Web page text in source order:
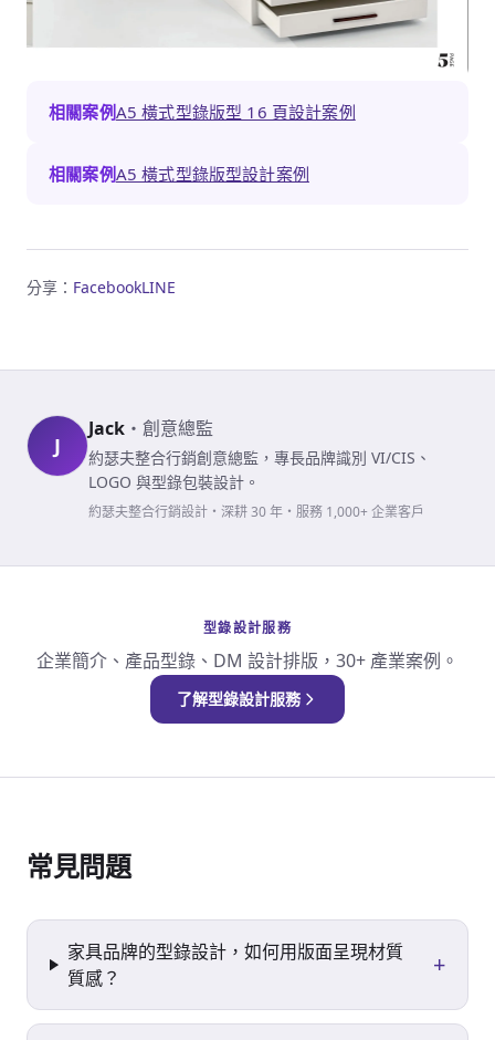
相關案例A5 橫式型錄版型 16 頁設計案例
相關案例A5 橫式型錄版型設計案例
分享： FacebookLINE
J
Jack ・ 創意總監
約瑟夫整合行銷創意總監，專長品牌識別 VI/CIS、
LOGO 與型錄包裝設計。
約瑟夫整合行銷設計・深耕 30 年・服務 1,000+ 企業客戶
型錄設計服務
企業簡介、產品型錄、DM 設計排版，30+ 產業案例。
了解型錄設計服務
常見問題
家具品牌的型錄設計，如何用版面呈現材質
質感？
+